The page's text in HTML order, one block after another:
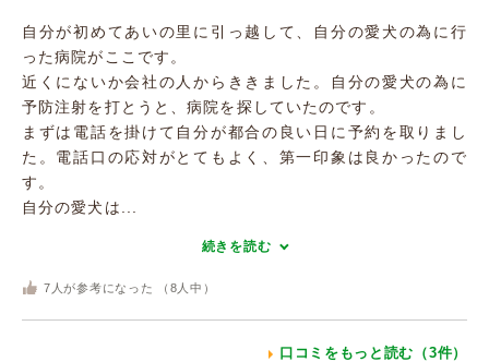
自分が初めてあいの里に引っ越して、自分の愛犬の為に行
った病院がここです。
近くにないか会社の人からききました。自分の愛犬の為に
予防注射を打とうと、病院を探していたのです。
まずは電話を掛けて自分が都合の良い日に予約を取りまし
た。電話口の応対がとてもよく、第一印象は良かったので
す。
自分の愛犬は...
続きを読む
7 人が参考になった （ 8 人中）
口コミをもっと読む（3件）